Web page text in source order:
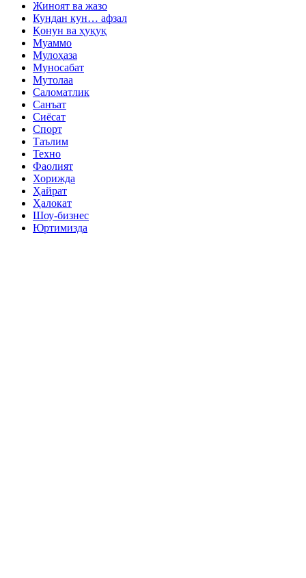
Жиноят ва жазо
Кундан кун… афзал
Қонун ва ҳуқуқ
Муаммо
Мулоҳаза
Муносабат
Мутолаа
Саломатлик
Санъат
Сиёсат
Спорт
Таълим
Техно
Фаолият
Хорижда
Ҳайрат
Ҳалокат
Шоу-бизнес
Юртимизда